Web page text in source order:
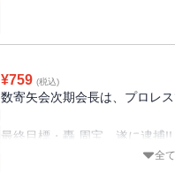
首領・轟 周宝と潜入捜査官・
極道潜入伝説、“初志貫徹”の第
¥759 (税込)
数寄矢会次期会長は、プロレス
最終目標・轟 周宝、遂に逮捕!!
数寄矢会五代目候補筆頭とな
全